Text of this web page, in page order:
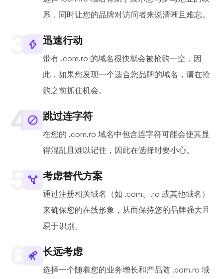
系，同时让您的品牌对访问者来说清晰且难忘。
迅速行动
带有 .com.ro 的域名很快就会被抢购一空，因
此，如果您发现一个适合您品牌的域名，请在抢
购之前抓住机会。
跳过连字符
在您的 .com.ro 域名中包含连字符可能会使其显
得混乱且难以记住，因此在选择时要小心。
考虑替代方案
通过注册相关域名（如 .com、.ro 或其他域名）
来确保您的在线形象，从而保持您的品牌强大且
易于识别。
长远考虑
选择一个随着您的业务增长和产品随 .com.ro 域